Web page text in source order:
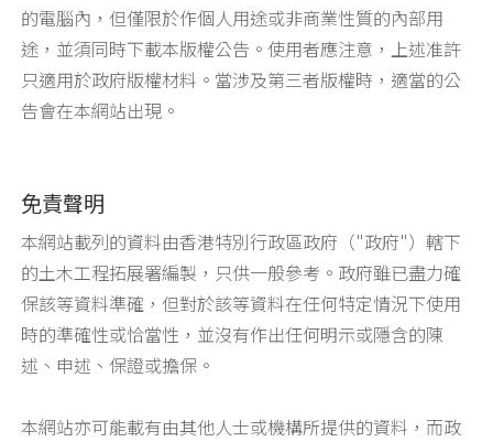
的電腦內，但僅限於作個人用途或非商業性質的內部用
途，並須同時下載本版權公告。使用者應注意，上述准許
只適用於政府版權材料。當涉及第三者版權時，適當的公
告會在本網站出現。
免責聲明
本網站載列的資料由香港特別行政區政府（"政府"）轄下
的土木工程拓展署編製，只供一般參考。政府雖已盡力確
保該等資料準確，但對於該等資料在任何特定情況下使用
時的準確性或恰當性，並沒有作出任何明示或隱含的陳
述、申述、保證或擔保。
本網站亦可能載有由其他人士或機構所提供的資料，而政